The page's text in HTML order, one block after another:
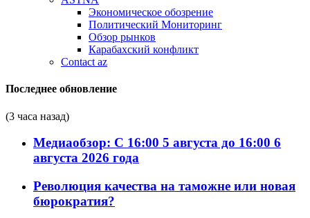
Экономическое обозрение
Политический Мониторинг
Обзор рынков
Карабахский конфликт
Contact az
Последнее обновление
(3 часа назад)
Медиаобзор: С 16:00 5 августа до 16:00 6
августа 2026 года
Революция качества на таможне или новая
бюрократия?